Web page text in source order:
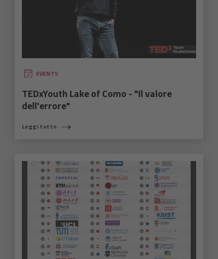
EVENTS
TEDxYouth Lake of Como - "Il valore
dell'errore"
Leggi tutto